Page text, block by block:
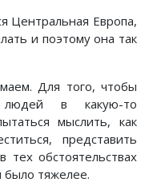
Центральная Европа,
и поэтому она так
Для того, чтобы
в какую-то
мыслить, как
представить
тех обстоятельствах
тяжелее.